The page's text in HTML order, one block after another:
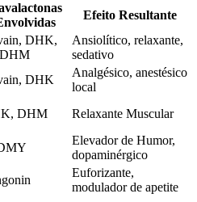
Efeito Resultante
DHK,
Ansiolítico, relaxante,
sedativo
DHK
Analgésico, anestésico
local
DHM Relaxante Muscular
Elevador de Humor,
dopaminérgico
Euforizante,
modulador de apetite